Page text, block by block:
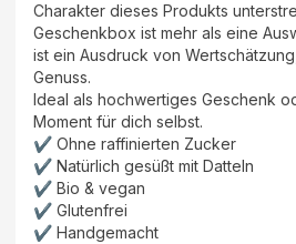
Charakter dieses Produkts
Geschenkbox ist mehr als eine
ist ein Ausdruck von
Genuss.
Ideal als hochwertiges Geschenk
Moment für dich selbst.
✔ Ohne raffinierten Zucker
✔ Natürlich gesüßt mit Datteln
✔ Bio & vegan
✔ Glutenfrei
✔ Handgemacht